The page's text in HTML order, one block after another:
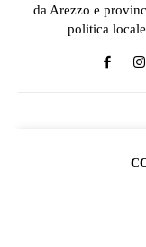
da Arezzo e
politica